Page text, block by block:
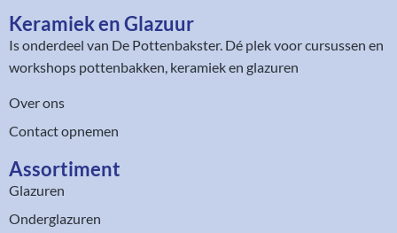
Keramiek en Glazuur​
Is onderdeel van De Pottenbakster. Dé plek voor cursussen en
workshops pottenbakken, keramiek en glazuren
Over ons
Contact opnemen
Assortiment​
Glazuren
Onderglazuren